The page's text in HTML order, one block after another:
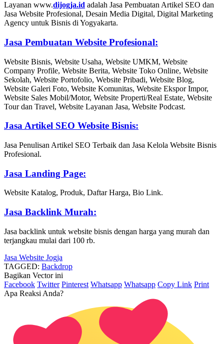
Layanan www.dijogja.id adalah Jasa Pembuatan Artikel SEO dan
Jasa Website Profesional, Desain Media Digital, Digital Marketing
Agency untuk Bisnis di Yogyakarta.
Jasa Pembuatan Website Profesional:
Website Bisnis, Website Usaha, Website UMKM, Website
Company Profile, Website Berita, Website Toko Online, Website
Sekolah, Website Portofolio, Website Pribadi, Website Blog,
Website Galeri Foto, Website Komunitas, Website Ekspor Impor,
Website Sales Mobil/Motor, Website Properti/Real Estate, Website
Tour dan Travel, Website Layanan Jasa, Website Podcast.
Jasa Artikel SEO Website Bisnis:
Jasa Penulisan Artikel SEO Terbaik dan Jasa Kelola Website Bisnis
Profesional.
Jasa Landing Page:
Website Katalog, Produk, Daftar Harga, Bio Link.
Jasa Backlink Murah:
Jasa backlink untuk website bisnis dengan harga yang murah dan
terjangkau mulai dari 100 rb.
Jasa Website Jogja
TAGGED: Backdrop
Bagikan Vector ini
Facebook Twitter Pinterest Whatsapp Whatsapp Copy Link Print
Apa Reaksi Anda?